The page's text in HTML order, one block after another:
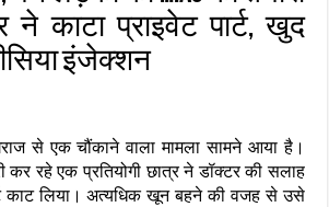
काटा प्राइवेट पार्ट, खुद
इंजेक्शन
से एक चौंकाने वाला मामला सामने आया है।
कर रहे एक प्रतियोगी छात्र ने डॉक्टर की सलाह
काट लिया। अत्यधिक खून बहने की वजह से उसे